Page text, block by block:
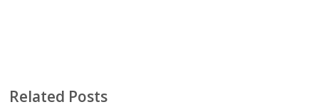
Related Posts